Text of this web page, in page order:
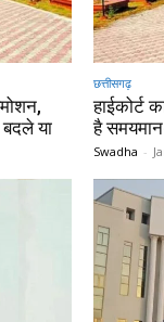
या
छत्तीसगढ़
हाईकोर्ट
है
Swadha -